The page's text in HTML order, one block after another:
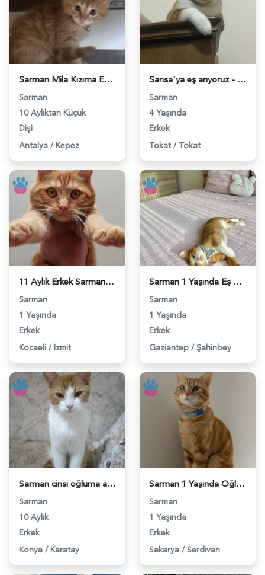
Sarman Mila Kızıma Eş Arıyorum - 118971420
Sarman
10 Aylıktan Küçük
Dişi
Antalya / Kepez
Sansa'ya eş arıyoruz - 118970703
Sarman
4 Yaşında
Erkek
Tokat / Tokat
11 Aylık Erkek Sarman - 118969548
Sarman
1 Yaşında
Erkek
Kocaeli / İzmit
Sarman 1 Yaşında Eş Arıyor - 118968564
Sarman
1 Yaşında
Erkek
Gaziantep / Şahinbey
Sarman cinsi oğluma acil eş ariyorum - 118968028
Sarman
10 Aylık
Erkek
Konya / Karatay
Sarman 1 Yaşında Oğluma Eş Arıyorum - 118964948
Sarman
1 Yaşında
Erkek
Sakarya / Serdivan